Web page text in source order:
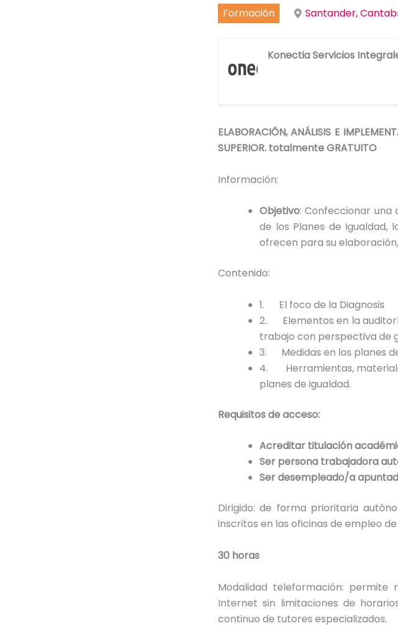
Formación Santander,
Konectia Servicios
ELABORACIÓN, ANÁLISIS E
SUPERIOR. totalmente GRATUITO
Información:
Objetivo: Confeccionar una
de los Planes de Igualdad,
ofrecen para su
Contenido:
1. El foco de la Diagnosis
2. Elementos en la
trabajo con perspectiva de
3. Medidas en los planes
4. Herramientas,
planes de igualdad.
Requisitos de acceso:
Acreditar titulación
Ser persona trabajadora
Ser desempleado/a
Dirigido: de forma prioritaria
inscritos en las oficinas de empleo
30 horas
Modalidad teleformación:
Internet sin limitaciones de
continuo de tutores especializados.